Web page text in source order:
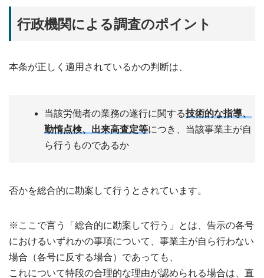
行政機関による調査のポイント
本条が正しく適用されているかの判断は、
当該労働者の業務の遂行に関する技術的な指導、
勤惰点検、出来高査定等につき、当該事業主が自
ら行うものであるか
否かを総合的に勘案して行うとされています。
※ここで言う「総合的に勘案して行う」とは、告示の各号
におけるいずれかの事項について、事業主が自ら行わない
場合（各号に反する場合）であっても、
これについて特段の合理的な理由が認められる場合は、直